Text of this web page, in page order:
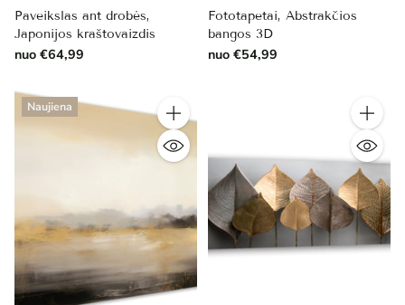
Paveikslas ant drobės,
Japonijos kraštovaizdis
nuo €64,99
Fototapetai, Abstrakčios
bangos 3D
nuo €54,99
Naujiena
Kiekis Kiekis